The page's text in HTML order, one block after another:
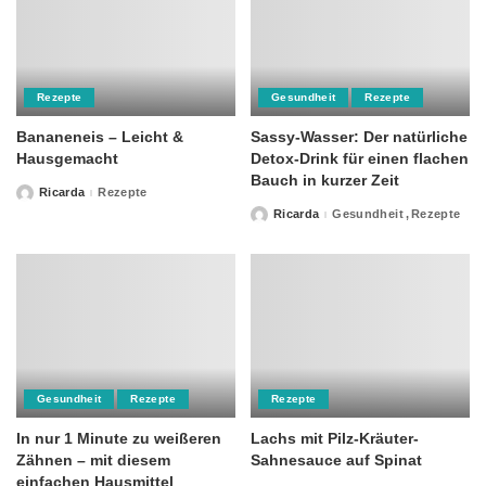
Rezepte
Bananeneis – Leicht &
Hausgemacht
PostedRicarda Rezepte
Gesundheit Rezepte
Sassy-Wasser: Der natürliche
Detox-Drink für einen flachen
Bauch in kurzer Zeit
PostedRicarda Gesundheit Rezepte
Gesundheit Rezepte
In nur 1 Minute zu weißeren
Zähnen – mit diesem
einfachen Hausmittel
Rezepte
Lachs mit Pilz-Kräuter-
Sahnesauce auf Spinat